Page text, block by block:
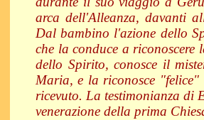
arca dell'Alleanza, davanti
Dal bambino l'azione dello
che la conduce a
dello Spirito, conosce il
Maria, e la riconosce
ricevuto. La testimonianza di
venerazione della prima